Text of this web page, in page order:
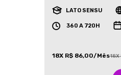
LATO SENSU
360 A 720H
18X R$ 86,00/Mês